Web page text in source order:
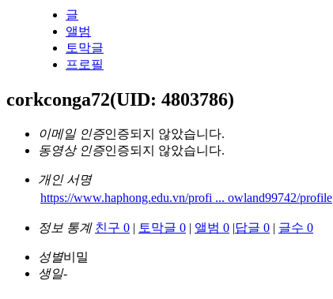
글
앨범
토막글
프로필
corkconga72(UID: 4803786)
이메일 인증인증되지 않았습니다.
동영상 인증인증되지 않았습니다.
개인 서명
https://www.haphong.edu.vn/profi ... owland99742/profile
정보 통계 친구 0 | 토막글 0 | 앨범 0 |답글 0 | 글수 0
성별비밀
생일-